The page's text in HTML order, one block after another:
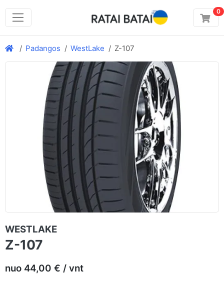
0
Padangos WestLake Z-107
WESTLAKE
Z-107
nuo 44,00 € / vnt